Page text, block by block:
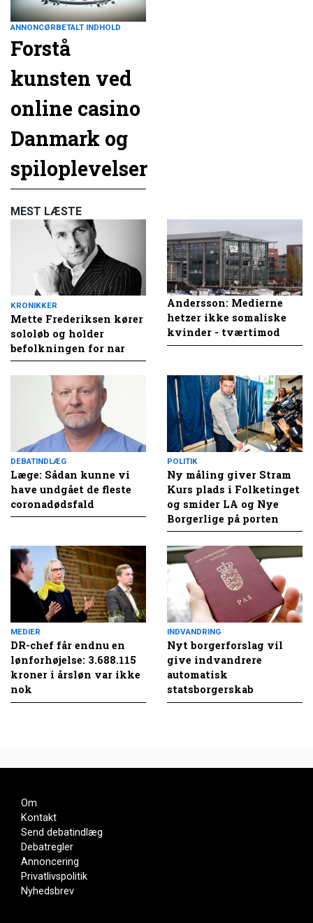
ANNONCØRBETALT INDHOLD
Forstå
kunsten ved
online casino
Danmark og
spiloplevelser
MEST LÆSTE
KRONIKKER
Mette Frederiksen kører
sololøb og holder
befolkningen for nar
Andersson: Medierne
hetzer ikke somaliske
kvinder - tværtimod
DEBATINDLÆG
Læge: Sådan kunne vi
have undgået de fleste
coronadødsfald
POLITIK
Ny måling giver Stram
Kurs plads i Folketinget
og smider LA og Nye
Borgerlige på porten
MEDIER
DR-chef får endnu en
lønforhøjelse: 3.688.115
kroner i årsløn var ikke
nok
INDVANDRING
Nyt borgerforslag vil
give indvandrere
automatisk
statsborgerskab
Om
Kontakt
Send debatindlæg
Debatregler
Annoncering
Privatlivspolitik
Nyhedsbrev